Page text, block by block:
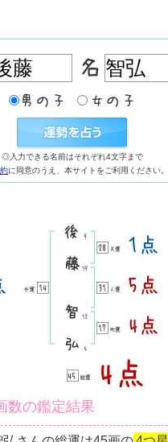
◎入力できる名前はそれぞれ4文字まで
に同意のうえ、本サイトをご利用ください。
数の鑑定結果